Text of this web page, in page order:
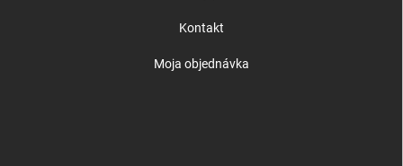
Kontakt
Moja objednávka